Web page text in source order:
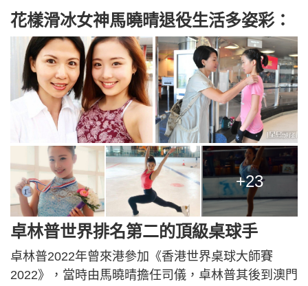
花樣滑冰女神馬曉晴退役生活多姿彩：
+23
卓林普世界排名第二的頂級桌球手
卓林普2022年曾來港參加《香港世界桌球大師賽
2022》，當時由馬曉晴擔任司儀，卓林普其後到澳門